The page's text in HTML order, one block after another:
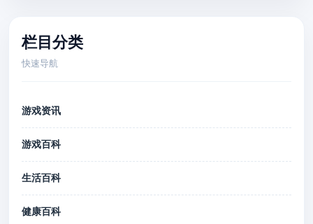
栏目分类
快速导航
游戏资讯
游戏百科
生活百科
健康百科